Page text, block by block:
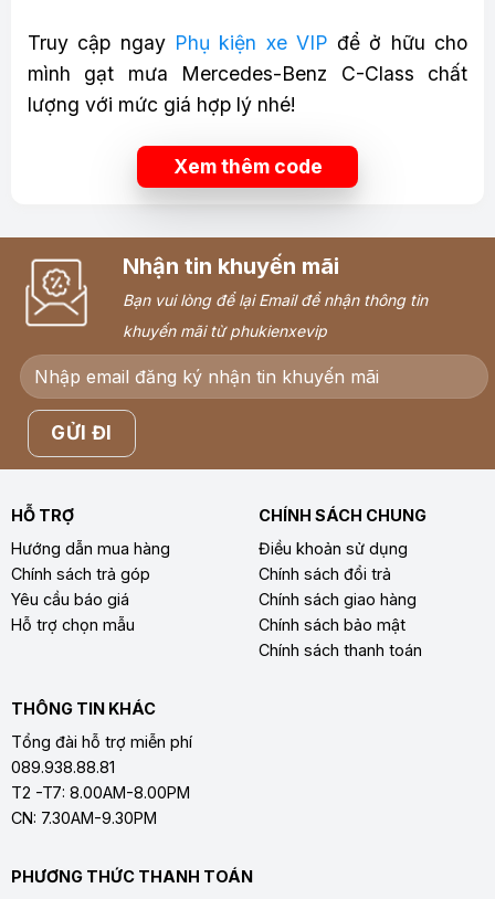
Truy cập ngay Phụ kiện xe VIP để ở hữu cho
mình gạt mưa Mercedes-Benz C-Class chất
lượng với mức giá hợp lý nhé!
Xem thêm code
Nhận tin khuyến mãi
Bạn vui lòng để lại Email để nhận thông tin
khuyến mãi từ phukienxevip
HỖ TRỢ
Hướng dẫn mua hàng
Chính sách trả góp
Yêu cầu báo giá
Hỗ trợ chọn mẫu
CHÍNH SÁCH CHUNG
Điều khoản sử dụng
Chính sách đổi trả
Chính sách giao hàng
Chính sách bảo mật
Chính sách thanh toán
THÔNG TIN KHÁC
Tổng đài hỗ trợ miễn phí
089.938.88.81
T2 -T7: 8.00AM-8.00PM
CN: 7.30AM-9.30PM
PHƯƠNG THỨC THANH TOÁN